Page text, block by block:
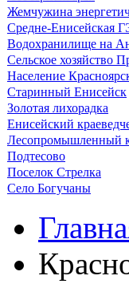
Жемчужина
Средне-Енисейская
Водохранилище на
Сельское хозяйство
Население
Старинный Енисейск
Золотая лихорадка
Енисейский
Лесопромышленный
Подтесово
Поселок Стрелка
Село Богучаны